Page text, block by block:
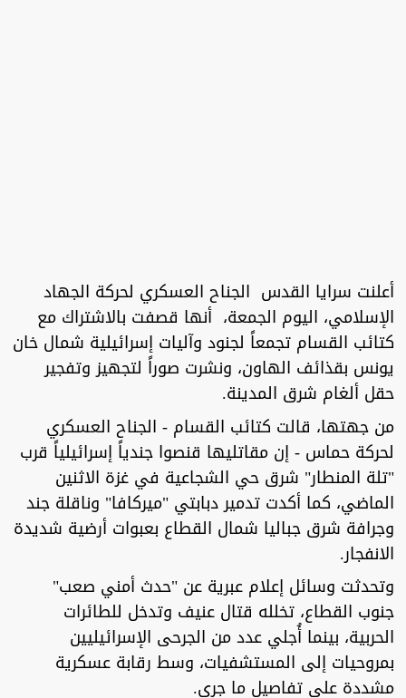
أعلنت سرايا القدس الجناح العسكري لحركة الجهاد
الإسلامي، اليوم الجمعة، أنها قصفت بالاشتراك مع
كتائب القسام تجمعاً لجنود وآليات إسرائيلية شمال خان
يونس بقذائف الهاون، ونشرت صوراً لتجهيز وتفجير
حقل ألغام شرق المدينة.
من جهتها، قالت كتائب القسام - الجناح العسكري
لحركة حماس - إن مقاتليها قنصوا جندياً إسرائيلياً قرب
"تلة المنطار" شرق حي الشجاعية في غزة الاثنين
الماضي، كما أكدت تدمير دبابتي "ميركافا" وناقلة جند
وجرافة شرق جباليا شمال القطاع بعبوات أرضية شديدة
الانفجار.
وتحدثت وسائل إعلام عبرية عن "حدث أمني صعب"
جنوب القطاع، تخلله قتال عنيف وتدخل للطائرات
الحربية، بينما أُجلي عدد من الجرحى الإسرائيليين
بمروحيات إلى المستشفيات، وسط رقابة عسكرية
مشددة على تفاصيل ما جرى.